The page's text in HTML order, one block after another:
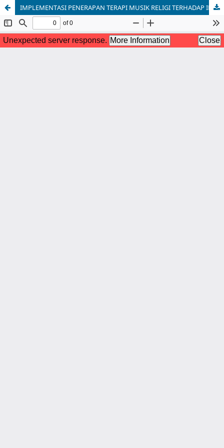
IMPLEMENTASI PENERAPAN TERAPI MUSIK RELIGI TERHADAP INTENSITAS NYERI PADA PASIEN CEDERA KEPALA RINGAN DI RS BHAYANGKARA MAKASSAR